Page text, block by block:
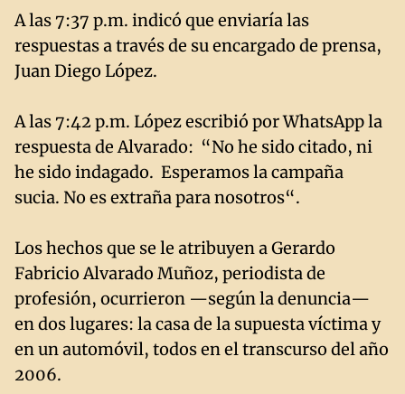
A las 7:37 p.m. indicó que enviaría las
respuestas a través de su encargado de prensa,
Juan Diego López.
A las 7:42 p.m. López escribió por WhatsApp la
respuesta de Alvarado: “No he sido citado, ni
he sido indagado. Esperamos la campaña
sucia. No es extraña para nosotros“.
Los hechos que se le atribuyen a Gerardo
Fabricio Alvarado Muñoz, periodista de
profesión, ocurrieron —según la denuncia—
en dos lugares: la casa de la supuesta víctima y
en un automóvil, todos en el transcurso del año
2006.